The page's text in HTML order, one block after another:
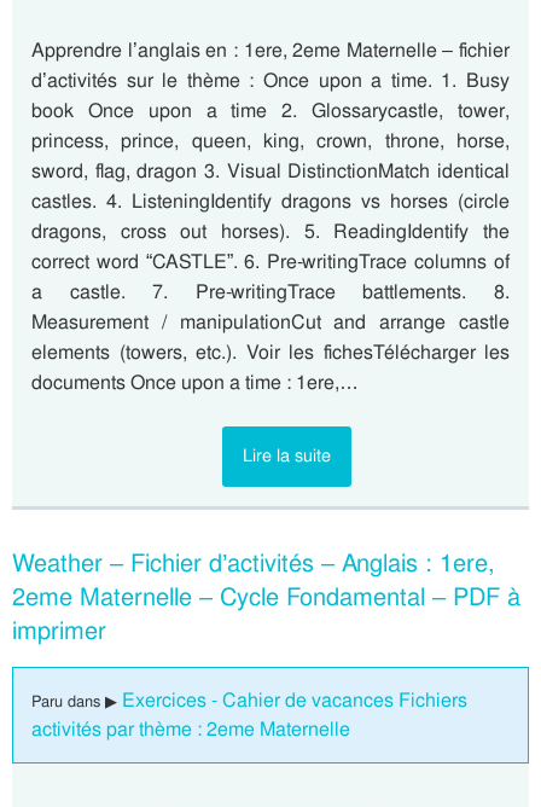
Apprendre l’anglais en : 1ere, 2eme Maternelle – fichier
d’activités sur le thème : Once upon a time. 1. Busy
book Once upon a time 2. Glossarycastle, tower,
princess, prince, queen, king, crown, throne, horse,
sword, flag, dragon 3. Visual DistinctionMatch identical
castles. 4. ListeningIdentify dragons vs horses (circle
dragons, cross out horses). 5. ReadingIdentify the
correct word “CASTLE”. 6. Pre-writingTrace columns of
a castle. 7. Pre-writingTrace battlements. 8.
Measurement / manipulationCut and arrange castle
elements (towers, etc.). Voir les fichesTélécharger les
documents Once upon a time : 1ere,…
Lire la suite
Weather – Fichier d’activités – Anglais : 1ere,
2eme Maternelle – Cycle Fondamental – PDF à
imprimer
Paru dans ▶ Exercices - Cahier de vacances Fichiers
activités par thème : 2eme Maternelle